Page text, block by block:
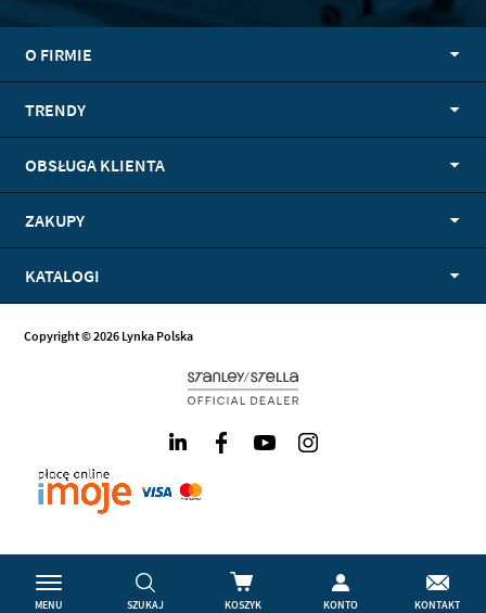
MENU SZUKAJ KOSZYK KONTO KONTAKT
O FIRMIE
TRENDY
OBSŁUGA KLIENTA
ZAKUPY
KATALOGI
Copyright © 2026 Lynka Polska